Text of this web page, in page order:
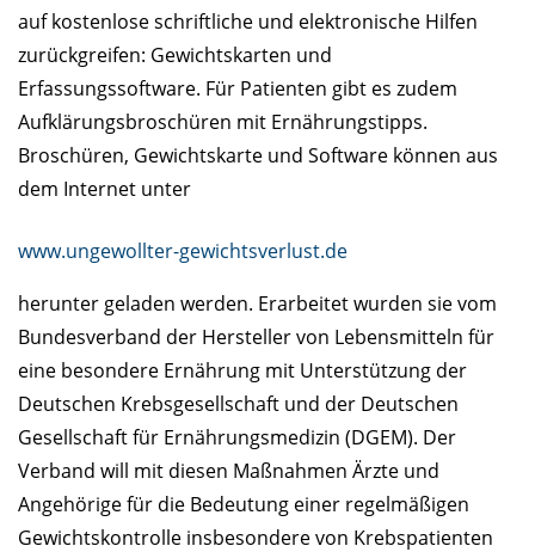
auf kostenlose schriftliche und elektronische Hilfen
zurückgreifen: Gewichtskarten und
Erfassungssoftware. Für Patienten gibt es zudem
Aufklärungsbroschüren mit Ernährungstipps.
Broschüren, Gewichtskarte und Software können aus
dem Internet unter
www.ungewollter-gewichtsverlust.de
herunter geladen werden. Erarbeitet wurden sie vom
Bundesverband der Hersteller von Lebensmitteln für
eine besondere Ernährung mit Unterstützung der
Deutschen Krebsgesellschaft und der Deutschen
Gesellschaft für Ernährungsmedizin (DGEM). Der
Verband will mit diesen Maßnahmen Ärzte und
Angehörige für die Bedeutung einer regelmäßigen
Gewichtskontrolle insbesondere von Krebspatienten